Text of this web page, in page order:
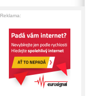
Reklama: